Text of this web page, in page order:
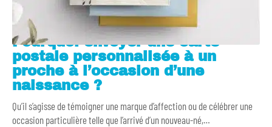
Pourquoi envoyer une carte
postale personnalisée à un
proche à l’occasion d’une
naissance ?
Qu’il s’agisse de témoigner une marque d’affection ou de célébrer une
occasion particulière telle que l’arrivé d’un nouveau-né,…